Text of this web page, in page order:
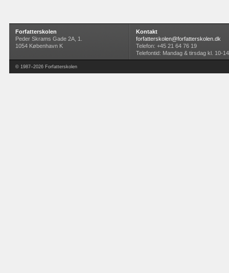
Forfatterskolen
Peder Skrams Gade 2A, 1.
1054 København K
Kontakt
forfatterskolen@forfatterskolen.dk
Telefon: +45 21 64 76 19
Telefontid: Mandag & tirsdag kl. 10-14
© 1987–2026 Forfatterskolen